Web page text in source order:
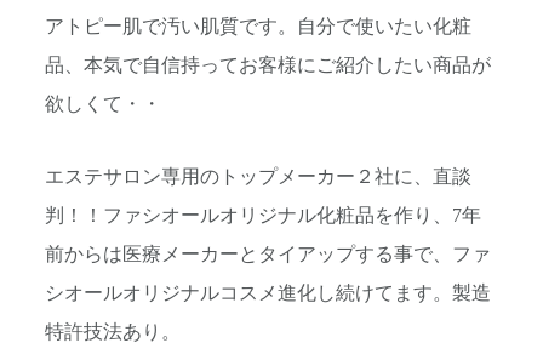
アトピー肌で汚い肌質です。自分で使いたい化粧
品、本気で自信持ってお客様にご紹介したい商品が
欲しくて・・
エステサロン専用のトップメーカー２社に、直談
判！！ファシオールオリジナル化粧品を作り、7年
前からは医療メーカーとタイアップする事で、ファ
シオールオリジナルコスメ進化し続けてます。製造
特許技法あり。